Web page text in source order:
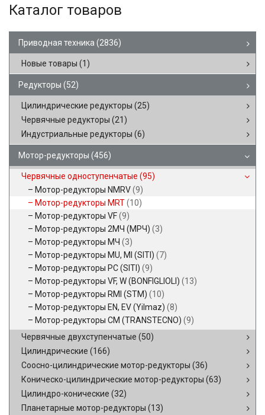
Каталог товаров
Приводная техника (2836)
Новые товары (1)
Редукторы (52)
Цилиндрические редукторы (25)
Червячные редукторы (21)
Индустриальные редукторы (6)
Мотор-редукторы (456)
Червячные одноступенчатые (95)
Мотор-редукторы NMRV(9)
Мотор-редукторы MRT(10)
Мотор-редукторы VF(9)
Мотор-редукторы 2МЧ (МРЧ) (3)
Мотор-редукторы МЧ (3)
Мотор-редукторы MU, MI (SITI) (7)
Мотор-редукторы PC (SITI) (9)
Мотор-редукторы VF, W (BONFIGLIOLI) (13)
Мотор-редукторы RMI (STM) (10)
Мотор-редукторы EN, EV (Yilmaz) (8)
Мотор-редукторы CM (TRANSTECNO) (9)
Червячные двухступенчатые (50)
Цилиндрические (166)
Соосно-цилиндрические мотор-редукторы (36)
Коническо-цилиндрические мотор-редукторы (63)
Цилиндро-конические (32)
Планетарные мотор-редукторы (13)